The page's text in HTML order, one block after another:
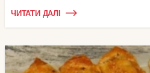
ЧИТАТИ ДАЛІ